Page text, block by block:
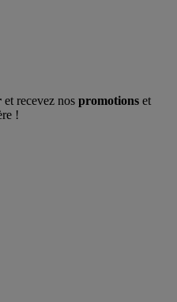
et recevez nos promotions et
!